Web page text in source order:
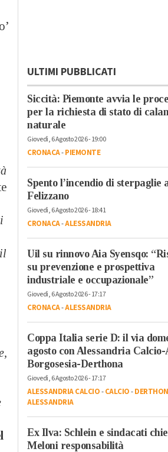
ULTIMI PUBBLICATI
Siccità: Piemonte avvia le
per la richiesta di stato di
naturale
Giovedì, 6 Agosto 2026 - 19:00
CRONACA-PIEMONTE
Spento l’incendio di sterpaglie
Felizzano
Giovedì, 6 Agosto 2026 - 18:41
CRONACA-ALESSANDRIA
Uil su rinnovo Aia Syensqo:
su prevenzione e prospettiva
industriale e occupazionale”
Giovedì, 6 Agosto 2026 - 17:17
CRONACA-ALESSANDRIA
Coppa Italia serie D: il via
agosto con Alessandria Calcio-
Borgosesia-Derthona
Giovedì, 6 Agosto 2026 - 17:17
ALESSANDRIA CALCIO-CALCIO-
ALESSANDRIA
Ex Ilva: Schlein e sindacati
Meloni responsabilità